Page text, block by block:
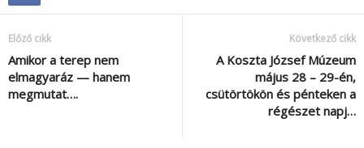
Előző cikk
Amikor a terep nem
elmagyaráz — hanem
megmutat….
Következő cikk
A Koszta József Múzeum
május 28 – 29-én,
csütörtökön és pénteken a
régészet napj…